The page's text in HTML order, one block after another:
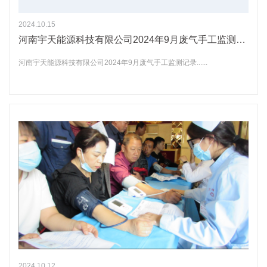
2024.10.15
河南宇天能源科技有限公司2024年9月废气手工监测记录
河南宇天能源科技有限公司2024年9月废气手工监测记录......